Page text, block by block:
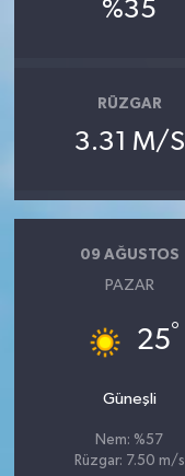
%35
RÜZGAR
3.31 M/S
09 AĞUSTOS
PAZAR
25°
Güneşli
Nem: %57
Rüzgar: 7.50 m/s